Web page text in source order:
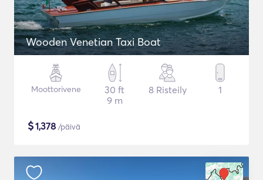
Wooden Venetian Taxi Boat
Moottorivene
30 ft
9 m
8 Risteily 1
$1,378 /päivä